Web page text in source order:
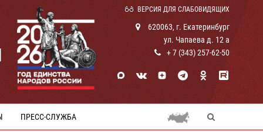
ВЕРСИЯ ДЛЯ СЛАБОВИДЯЩИХ
620063, г. Екатеринбург
ул. Чапаева д. 12 а
+ 7 (343) 257-62-50
ПРЕСС-СЛУЖБА